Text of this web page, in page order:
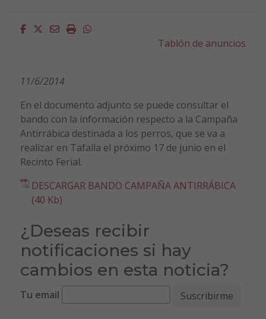
Facebook
Twitter
EmailImprimirWhatsapp
Tablón de anuncios
11/6/2014
En el documento adjunto se puede consultar el
bando con la información respecto a la Campaña
Antirrábica destinada a los perros, que se va a
realizar en Tafalla el próximo 17 de junio en el
Recinto Ferial.
DESCARGAR BANDO CAMPAÑA ANTIRRÁBICA
(40 Kb)
¿Deseas recibir
notificaciones si hay
cambios en esta noticia?
Tu email